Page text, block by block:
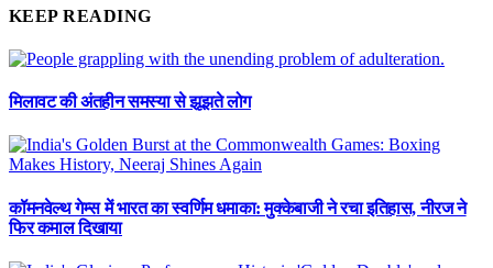
KEEP READING
मिलावट की अंतहीन समस्या से झूझते लोग
कॉमनवेल्थ गेम्स में भारत का स्वर्णिम धमाका: मुक्केबाजी ने रचा इतिहास, नीरज ने
फिर कमाल दिखाया